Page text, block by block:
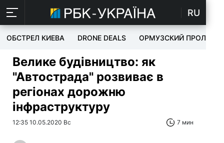
RU
ОБСТРЕЛ КИЕВА DRONE DEALS ОРМУЗСКИЙ ПРОЛИВ
Велике будівництво: як
"Автострада" розвиває в
регіонах дорожню
інфраструктуру
12:35 10.05.2020 Вс 7 мин